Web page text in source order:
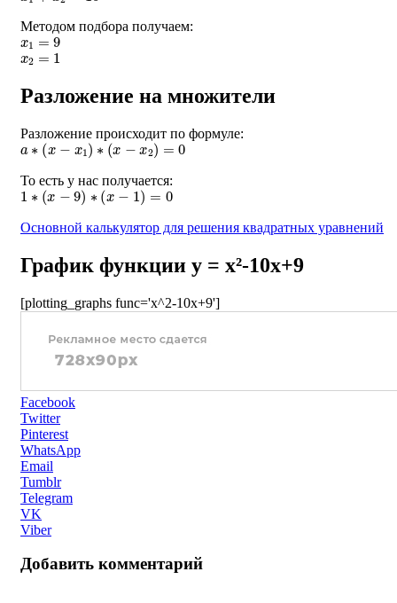
Методом подбора получаем:
x1=9
x2 =1
Разложение на множители
Разложение происходит по формуле:
a ∗(x−x1)∗ (x−x2)=0
То есть у нас получается:
1∗(x−9)∗(x −1)=0
Основной калькулятор для решения квадратных уравнений
График функции y = x²-10x+9
[plotting_graphs func='x^2-10x+9']
Facebook
Twitter
Pinterest
WhatsApp
Email
Tumblr
Telegram
VK
Viber
Добавить комментарий